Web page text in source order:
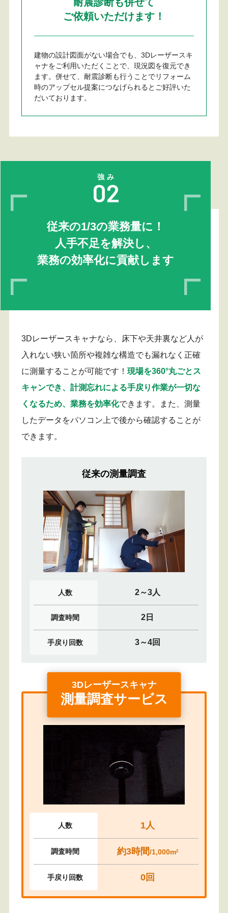
ご依頼いただけます！
建物の設計図面がない場合でも、3Dレーザースキ
ャナをご利用いただくことで、現況図を復元でき
ます。併せて、耐震診断も行うことでリフォーム
時のアップセル提案につなげられるとご好評いた
だいております。
強み
02
従来の1/3の業務量に！
人手不足を解決し、
業務の効率化に貢献します
3Dレーザースキャナなら、床下や天井裏など人が
入れない狭い箇所や複雑な構造でも漏れなく正確
に測量することが可能です！ 現場を360°丸ごとス
キャンでき、計測忘れによる手戻り作業が一切な
くなるため、業務を効率化できます。また、測量
したデータをパソコン上で後から確認することが
できます。
従来の測量調査
人数 2～3人
調査時間 2日
手戻り回数 3～4回
3Dレーザースキャナ
測量調査サービス
人数 1人
調査時間 約3時間/1,000m2
手戻り回数 0回